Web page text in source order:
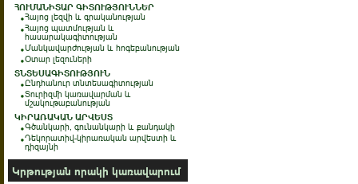
ՀՈՒՄԱՆԻՏԱՐ ԳԻՏՈՒԹՅՈՒՆՆԵՐ
Հայոց լեզվի և գրականության
Հայոց պատմության և
հասարակագիտության
Մանկավարժության և հոգեբանության
Օտար լեզուների
ՏՆՏԵՍԱԳԻՏՈՒԹՅՈՒՆ
Ընդհանուր տնտեսագիտության
Տուրիզմի կառավարման և
մշակութաբանության
ԿԻՐԱՌԱԿԱՆ ԱՐՎԵՍՏ
Գծանկարի, գունանկարի և քանդակի
Դեկորատիվ-կիրառական արվեստի և
դիզայնի
Կրթության որակի կառավարում